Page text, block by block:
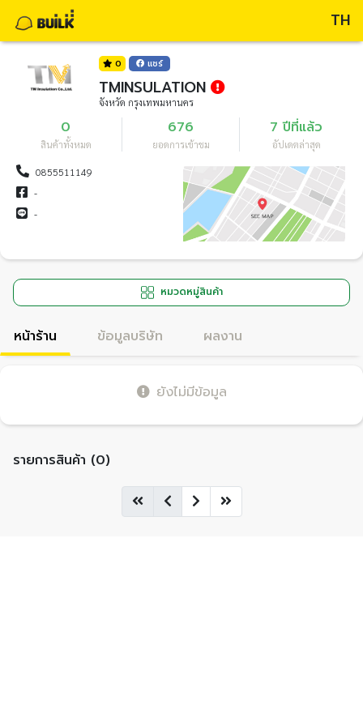
TH
0 แชร์
TMINSULATION
จังหวัด กรุงเทพมหานคร
0
สินค้าทั้งหมด
676
ยอดการเข้าชม
7 ปีที่แล้ว
อัปเดตล่าสุด
0855511149
-
-
หมวดหมู่สินค้า
หน้าร้าน ข้อมูลบริษัท ผลงาน
ยังไม่มีข้อมูล
รายการสินค้า (0)